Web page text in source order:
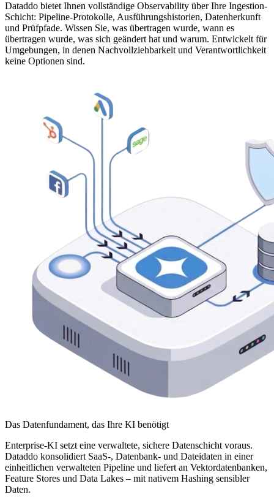
Dataddo bietet Ihnen vollständige Observability über Ihre Ingestion-
Schicht: Pipeline-Protokolle, Ausführungshistorien, Datenherkunft
und Prüfpfade. Wissen Sie, was übertragen wurde, wann es
übertragen wurde, was sich geändert hat und warum. Entwickelt für
Umgebungen, in denen Nachvollziehbarkeit und Verantwortlichkeit
keine Optionen sind.
Das Datenfundament, das Ihre KI benötigt
Enterprise-KI setzt eine verwaltete, sichere Datenschicht voraus.
Dataddo konsolidiert SaaS-, Datenbank- und Dateidaten in einer
einheitlichen verwalteten Pipeline und liefert an Vektordatenbanken,
Feature Stores und Data Lakes – mit nativem Hashing sensibler
Daten.